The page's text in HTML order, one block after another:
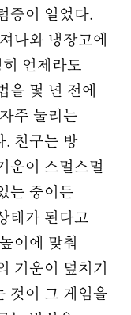
증이 일었다.
나와 냉장고에
언제라도
을 몇 년 전에
주 눌리는
. 친구는 방
운이 스멀스멀
는 중이든
태가 된다고
이에 맞춰
기운이 덮치기
것이 그 게임을